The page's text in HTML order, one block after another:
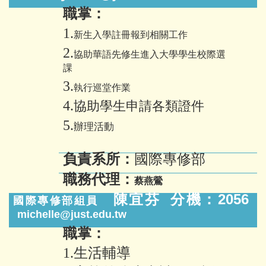
職掌：
1.新生入學註冊報到相關工作
2.協助華語先修生進入大學學生校際選
課
3.執行巡堂作業
4.協助學生申請各類證件
5.辦理活動
負責系所： 國際專修部
職務代理：蔡燕鶯
國際專修部組員 陳宜芬 分機： 2056
michelle@just.edu.tw
職掌：
1.生活輔導